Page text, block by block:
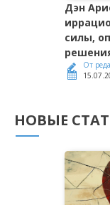
Дэн
силы,
От
НОВЫЕ